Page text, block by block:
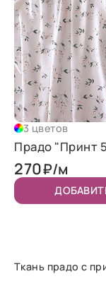
3 цветов
Прадо "Принт
270₽/м
Ткань прадо с